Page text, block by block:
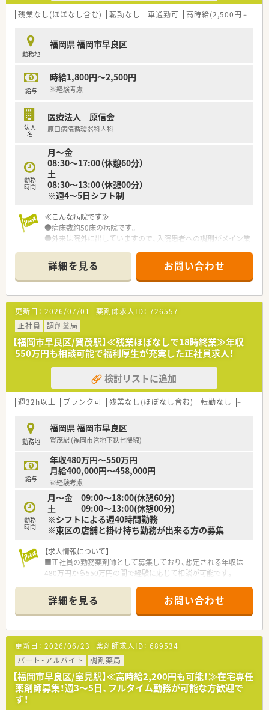
残業なし(ほぼなし含む) 転勤なし 車通勤可 高時給(2,500円以上)
勤務地
福岡県 福岡市早良区
給与
時給1,800円～2,500円
※経験考慮
法人
名
医療法人 原信会
原口病院循環器科内科
勤務
時間
月～金
08:30～17:00（休憩60分）
土
08:30～13:00（休憩00分）
※週4～5日シフト制
≪こんな病院です≫
●病床数約50床の病院です。
●外来は院外に出していますので、入院患者への調剤がメイン業
●一人薬剤師ですが、必要なお休みは対応可能ですので安心で
す。
詳細を見る お問い合わせ
更新日： 2026/07/01 薬剤師求人ID： 726557
正社員
調剤薬局
【福岡市早良区/賀茂駅】≪残業ほぼなしで18時終業≫年収
550万円も相談可能で福利厚生が充実した正社員求人！
検討リストに追加
週32h以上 ブランク可 残業なし(ほぼなし含む) 転勤なし 車通勤
勤務地
福岡県 福岡市早良区
賀茂駅 (福岡市営地下鉄七隈線)
給与
年収480万円～550万円
月給400,000円～458,000円
※経験考慮
勤務
時間
月～金 09:00～18:00(休憩60分)
土 09:00～13:00(休憩00分)
※シフトによる週40時間勤務
※東区の店舗と掛け持ち勤務が出来る方の募集
【求人情報について】
■正社員の勤務薬剤師として募集しており、想定される年収は
480万円から550万円の間で経験に応じて相談が可能です。
も整形外科門前の薬局でございます。
■産前産後休暇や育児休暇だけでなく介護休暇の取得実績もあ
るため、ライフステージが変化しても安心の職場環境です。
【募集背景と求める人物像について】
■今回は欠員補充を目的とした募集を行っており、即戦力として
現場で長く活躍してくれる正社員を求めています。
■調剤経験の長さよりも人としての本質が重視されるため、周囲
のスタッフと円滑な連携が取れる方が対象となります。
■すべての店舗で在宅医療を実施しているため、これからの時代
詳細を見る お問い合わせ
更新日： 2026/06/23 薬剤師求人ID： 689534
パート・アルバイト
調剤薬局
【福岡市早良区/室見駅】≪高時給2,200円も可能！≫在宅専任
薬剤師募集！週3～5日、フルタイム勤務が可能な方歓迎で
す！